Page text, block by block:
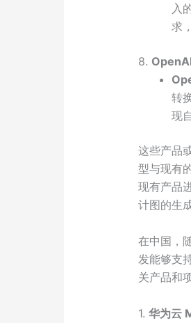
入
求
8.
转
现
这些产品
型与现有
现有产品
计图的生
在中国，
发能够支
关产品和
1. 华为云